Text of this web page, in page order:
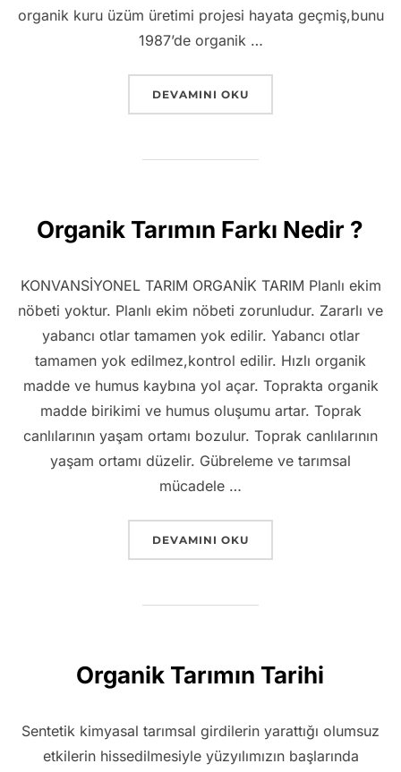
organik kuru üzüm üretimi projesi hayata geçmiş,bunu
1987’de organik …
“TÜRKIYE’DE ORGANIK TARIM”
DEVAMINI OKU
Organik Tarımın Farkı Nedir ?
KONVANSİYONEL TARIM ORGANİK TARIM Planlı ekim
nöbeti yoktur. Planlı ekim nöbeti zorunludur. Zararlı ve
yabancı otlar tamamen yok edilir. Yabancı otlar
tamamen yok edilmez,kontrol edilir. Hızlı organik
madde ve humus kaybına yol açar. Toprakta organik
madde birikimi ve humus oluşumu artar. Toprak
canlılarının yaşam ortamı bozulur. Toprak canlılarının
yaşam ortamı düzelir. Gübreleme ve tarımsal
mücadele …
“ORGANIK TARIMIN FARKI NEDIR ?”
DEVAMINI OKU
Organik Tarımın Tarihi
Sentetik kimyasal tarımsal girdilerin yarattığı olumsuz
etkilerin hissedilmesiyle yüzyılımızın başlarında